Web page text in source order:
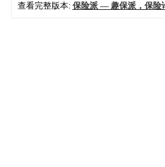
查看完整版本: 保险派 — 趣保派，保险